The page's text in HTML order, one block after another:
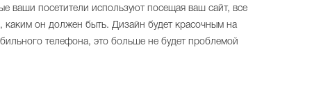
ваши посетители используют посещая ваш сайт, все
каким он должен быть. Дизайн будет красочным на
телефона, это больше не будет проблемой